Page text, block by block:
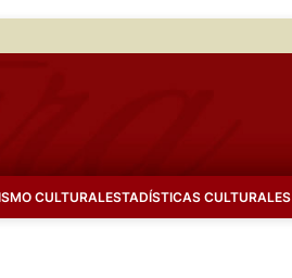
CULTURALESTADÍSTICAS CULTURALES